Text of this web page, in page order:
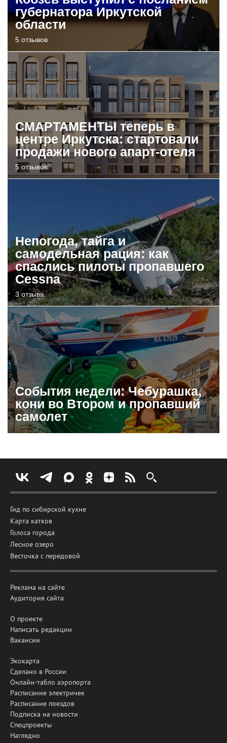
губернатора Иркутской
области
5 отзывов
СМАРТАМЕНТЫ теперь в
центре Иркутска: стартовали
продажи нового апарт-отеля
5 отзывов
Непогода, тайга и
самодельная рация: как
спаслись пилоты пропавшего
Cessna
3 отзыва
События недели: Чебурашка,
кони во Втором и пропавший
самолет
Гид по сибирской кухне
Карта катков
Голоса города
Лесное озеро
Весточка с передовой
Реклама на сайте
Аудитория сайта
О проекте
Написать редакции
Вакансии
Экокарта
Сделано в России
Онлайн-табло аэропорта
Расписание электричек
Расписание поездов
Подписка на новости
Спецпроекты
Наглядно